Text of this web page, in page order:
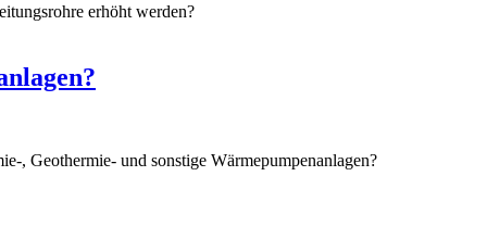
erhöht werden?
, Geothermie- und sonstige Wärmepumpenanlagen?